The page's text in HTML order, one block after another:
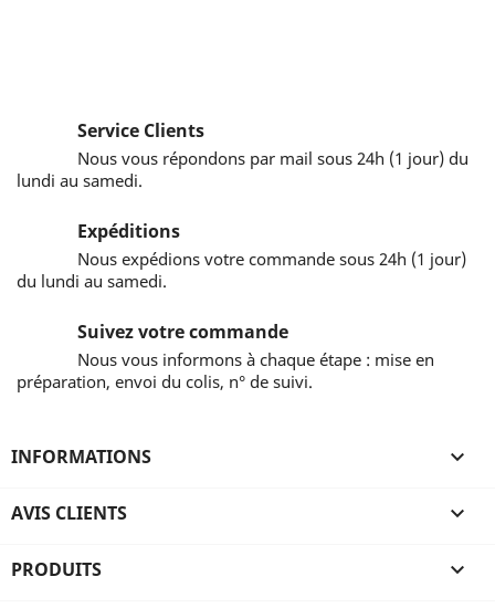
Service Clients
Nous vous répondons par mail sous 24h (1 jour) du
lundi au samedi.
Expéditions
Nous expédions votre commande sous 24h (1 jour)
du lundi au samedi.
Suivez votre commande
Nous vous informons à chaque étape : mise en
préparation, envoi du colis, n° de suivi.
INFORMATIONS 
AVIS CLIENTS 
PRODUITS 